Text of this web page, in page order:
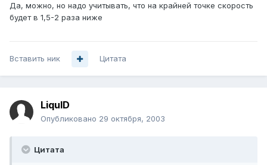
Да, можно, но надо учитывать, что на крайней точке скорость
будет в 1,5-2 раза ниже
Вставить ник Цитата
LiquID
Опубликовано 29 октября, 2003
Цитата